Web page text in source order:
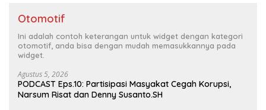
Otomotif
Ini adalah contoh keterangan untuk widget dengan kategori
otomotif, anda bisa dengan mudah memasukkannya pada
widget.
Agustus 5, 2026
PODCAST Eps.10: Partisipasi Masyakat Cegah Korupsi,
Narsum Risat dan Denny Susanto.SH